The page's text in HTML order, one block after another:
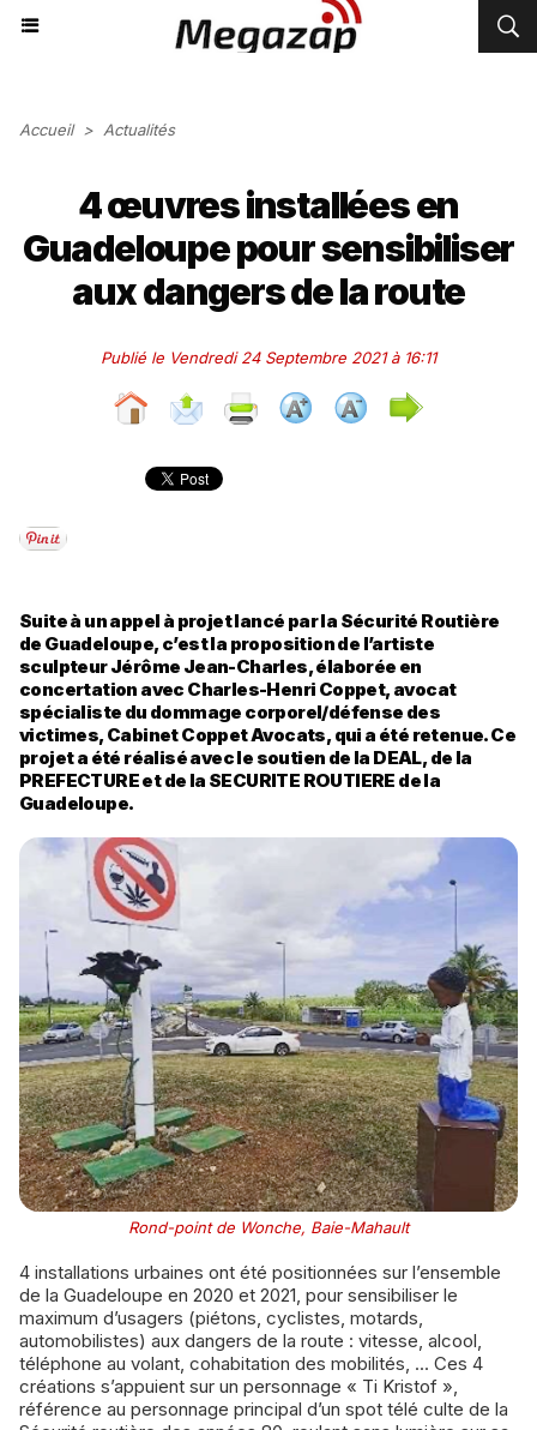
Accueil > Actualités
4 œuvres installées en
Guadeloupe pour sensibiliser
aux dangers de la route
Publié le Vendredi 24 Septembre 2021 à 16:11
Suite à un appel à projet lancé par la Sécurité Routière
de Guadeloupe, c’est la proposition de l’artiste
sculpteur Jérôme Jean-Charles, élaborée en
concertation avec Charles-Henri Coppet, avocat
spécialiste du dommage corporel/défense des
victimes, Cabinet Coppet Avocats, qui a été retenue. Ce
projet a été réalisé avec le soutien de la DEAL, de la
PREFECTURE et de la SECURITE ROUTIERE de la
Guadeloupe.
Rond-point de Wonche, Baie-Mahault
4 installations urbaines ont été positionnées sur l’ensemble
de la Guadeloupe en 2020 et 2021, pour sensibiliser le
maximum d’usagers (piétons, cyclistes, motards,
automobilistes) aux dangers de la route : vitesse, alcool,
téléphone au volant, cohabitation des mobilités, ... Ces 4
créations s’appuient sur un personnage « Ti Kristof »,
référence au personnage principal d’un spot télé culte de la